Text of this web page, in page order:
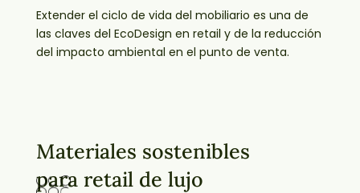
Extender el ciclo de vida del mobiliario es una de
las claves del EcoDesign en retail y de la reducción
del impacto ambiental en el punto de venta.
Materiales sostenibles
para retail de lujo